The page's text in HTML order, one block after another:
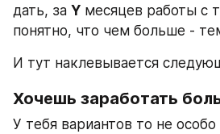
дать, за Y месяцев работы с
понятно, что чем больше -
И тут наклевывается
Хочешь заработать
У тебя вариантов то не